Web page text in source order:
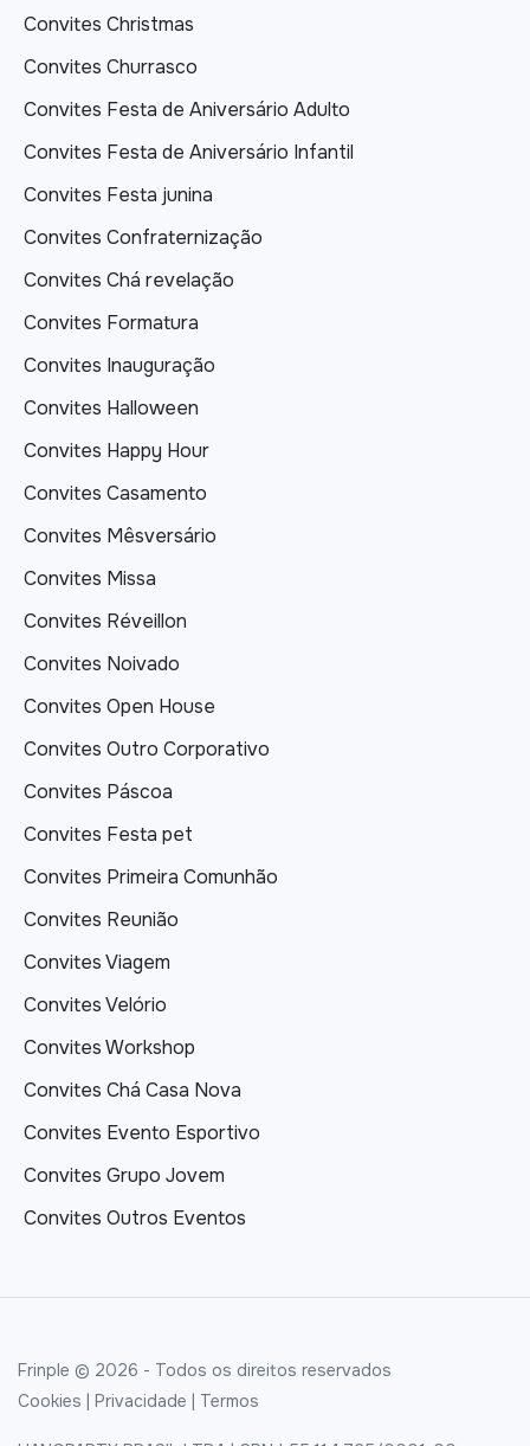
Convites Christmas
Convites Churrasco
Convites Festa de Aniversário Adulto
Convites Festa de Aniversário Infantil
Convites Festa junina
Convites Confraternização
Convites Chá revelação
Convites Formatura
Convites Inauguração
Convites Halloween
Convites Happy Hour
Convites Casamento
Convites Mêsversário
Convites Missa
Convites Réveillon
Convites Noivado
Convites Open House
Convites Outro Corporativo
Convites Páscoa
Convites Festa pet
Convites Primeira Comunhão
Convites Reunião
Convites Viagem
Convites Velório
Convites Workshop
Convites Chá Casa Nova
Convites Evento Esportivo
Convites Grupo Jovem
Convites Outros Eventos
Frinple © 2026 - Todos os direitos reservados
Cookies | Privacidade | Termos